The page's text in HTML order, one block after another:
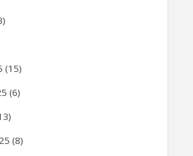
(15)
(6)
(8)